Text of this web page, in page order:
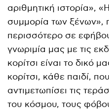
αριθμητική ιστορία»,
συμμορία των
περισσότερο σε
γνωριμία μας με τις
κορίτσι είναι το δικό
κορίτσι, κάθε παιδί,
αντιμετωπίσει τις
του κόσμου, τους